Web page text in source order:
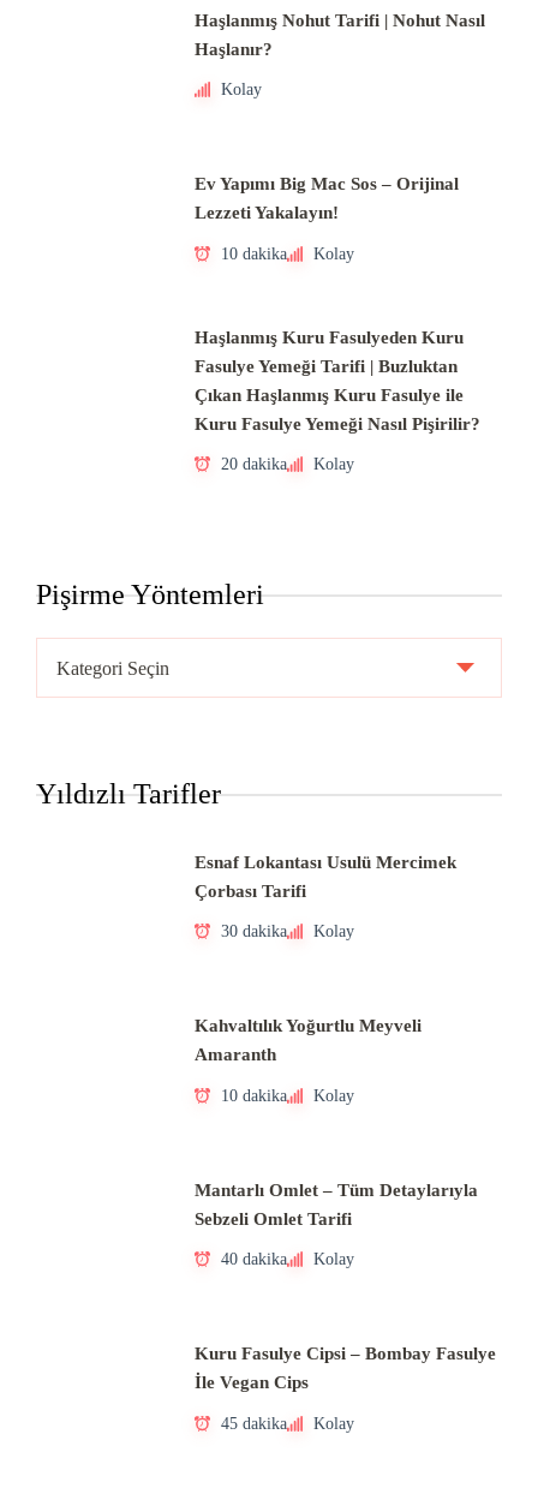
Haşlanmış Nohut Tarifi | Nohut Nasıl
Haşlanır?
Kolay
Ev Yapımı Big Mac Sos – Orijinal
Lezzeti Yakalayın!
10 dakika Kolay
Haşlanmış Kuru Fasulyeden Kuru
Fasulye Yemeği Tarifi | Buzluktan
Çıkan Haşlanmış Kuru Fasulye ile
Kuru Fasulye Yemeği Nasıl Pişirilir?
20 dakika Kolay
Pişirme Yöntemleri
Yöntemleri
Yıldızlı Tarifler
Esnaf Lokantası Usulü Mercimek
Çorbası Tarifi
30 dakika Kolay
Kahvaltılık Yoğurtlu Meyveli
Amaranth
10 dakika Kolay
Mantarlı Omlet – Tüm Detaylarıyla
Sebzeli Omlet Tarifi
40 dakika Kolay
Kuru Fasulye Cipsi – Bombay Fasulye
İle Vegan Cips
45 dakika Kolay